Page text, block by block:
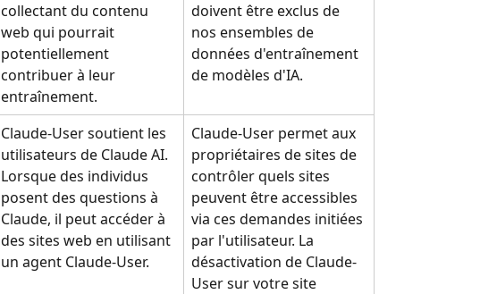
collectant du contenu
web qui pourrait
potentiellement
contribuer à leur
entraînement.
doivent être exclus de
nos ensembles de
données d'entraînement
de modèles d'IA.
Claude-User soutient les
utilisateurs de Claude AI.
Lorsque des individus
posent des questions à
Claude, il peut accéder à
des sites web en utilisant
un agent Claude-User.
Claude-User permet aux
propriétaires de sites de
contrôler quels sites
peuvent être accessibles
via ces demandes initiées
par l'utilisateur. La
désactivation de Claude-
User sur votre site